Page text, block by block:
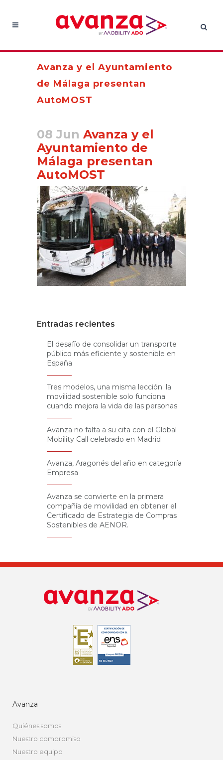
Avanza y el Ayuntamiento
de Málaga presentan
AutoMOST
08 Jun Avanza y el
Ayuntamiento de
Málaga presentan
AutoMOST
Entradas recientes
El desafío de consolidar un transporte
público más eficiente y sostenible en
España
Tres modelos, una misma lección: la
movilidad sostenible solo funciona
cuando mejora la vida de las personas
Avanza no falta a su cita con el Global
Mobility Call celebrado en Madrid
Avanza, Aragonés del año en categoría
Empresa
Avanza se convierte en la primera
compañía de movilidad en obtener el
Certificado de Estrategia de Compras
Sostenibles de AENOR.
Avanza
Quiénes somos
Nuestro compromiso
Nuestro equipo